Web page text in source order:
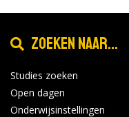
Zoeken naar...
Studies zoeken
Open dagen
Onderwijsinstellingen